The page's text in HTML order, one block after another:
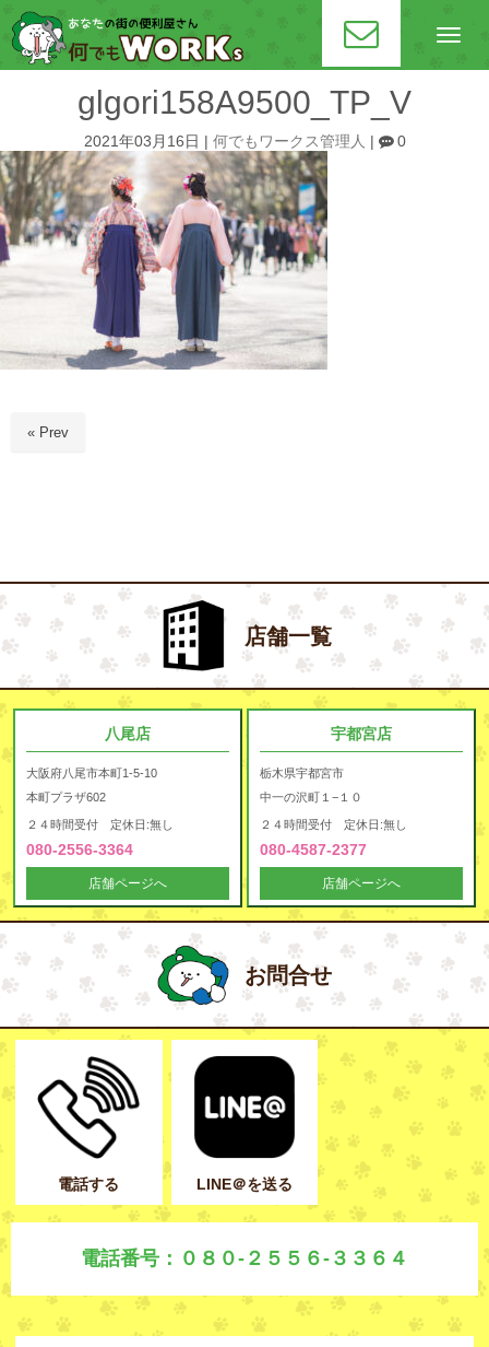
N
v
glgori158A9500_TP_V
2021年03月16日 何でもワークス管理人 0
« Prev
店舗一覧
八尾店
大阪府八尾市本町1-5-10
本町プラザ602
２４時間受付 定休日:無し
080-2556-3364
店舗ページへ
宇都宮店
栃木県宇都宮市
中一の沢町１−１０
２４時間受付 定休日:無し
080-4587-2377
店舗ページへ
お問合せ
電話する LINE＠を送る
電話番号：０８０-２５５６-３３６４